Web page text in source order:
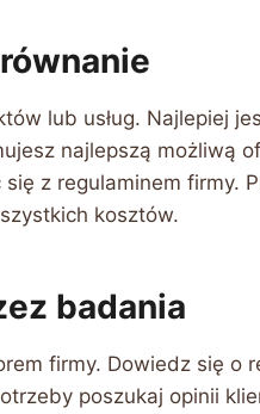
lub usług. Najlepiej
najlepszą możliwą
z regulaminem firmy.
kosztów.
badania
firmy. Dowiedz się o
poszukaj opinii